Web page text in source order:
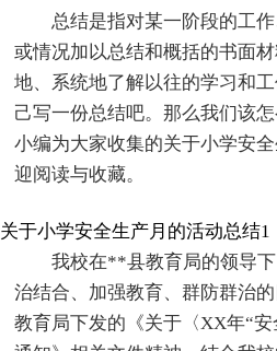
总结是指对某一阶段的工
或情况加以总结和概括的书面
地、系统地了解以往的学习和
己写一份总结吧。那么我们该
小编为大家收集的关于小学安
迎阅读与收藏。
关于小学安全生产月的活动总结1
我校在**县教育局的领导
治结合、加强教育、群防群治
教育局下发的《关于〈XX年“